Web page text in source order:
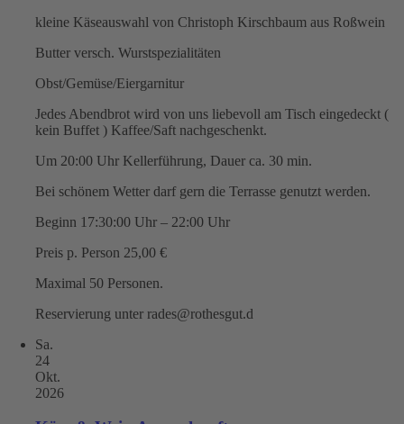
kleine Käseauswahl von Christoph Kirschbaum aus Roßwein
Butter versch. Wurstspezialitäten
Obst/Gemüse/Eiergarnitur
Jedes Abendbrot wird von uns liebevoll am Tisch eingedeckt (
kein Buffet ) Kaffee/Saft nachgeschenkt.
Um 20:00 Uhr Kellerführung, Dauer ca. 30 min.
Bei schönem Wetter darf gern die Terrasse genutzt werden.
Beginn 17:30:00 Uhr – 22:00 Uhr
Preis p. Person 25,00 €
Maximal 50 Personen.
Reservierung unter rades@rothesgut.d
Sa.
24
Okt.
2026